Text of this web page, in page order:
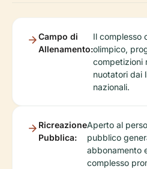
Campo di
Allenamento:
Il complesso
olimpico,
competizioni
nuotatori dai
nazionali.
Ricreazione
Pubblica:
Aperto al
pubblico
abbonamento
complesso